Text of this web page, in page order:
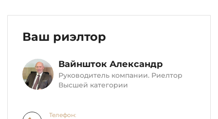
Ваш риэлтор
Вайншток Александр
Руководитель компании. Риелтор
Высшей категории
Телефон: